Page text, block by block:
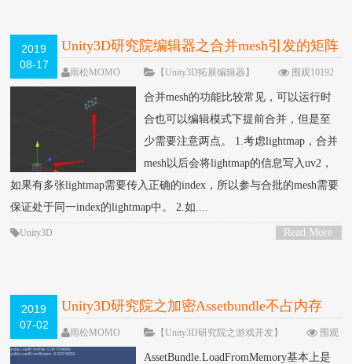
2019
08-17
Unity3D研究院编辑器之合并mesh引发的矩阵
推导运算（三十四）
雨松MOMO 【Unity3D拓展编辑器】
围观10192
次
3 条评论
合并mesh的功能比较常见，可以运行时
合也可以编辑模式下提前合并，但是至
少需要注意两点。 1.考虑lightmap，合并
mesh以后会将lightmap的信息写入uv2，
如果有多张lightmap需要传入正确的index，所以参与合批的mesh需要
保证处于同一index的lightmap中。 2.如....
Read More
Unity3D
2019
07-02
Unity3D研究院之加密Assetbundle不占内存
（一百零五）
雨松MOMO 【Unity3D研究院之游戏开发】
围观
32562次
25 条评论
AssetBundle.LoadFromMemory基本上是